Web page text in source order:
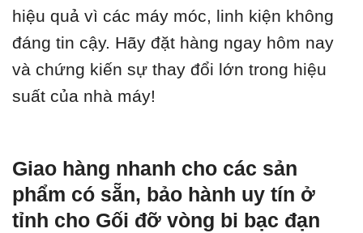
hiệu quả vì các máy móc, linh kiện không
đáng tin cậy. Hãy đặt hàng ngay hôm nay
và chứng kiến sự thay đổi lớn trong hiệu
suất của nhà máy!
Giao hàng nhanh cho các sản
phẩm có sẵn, bảo hành uy tín ở
tỉnh cho Gối đỡ vòng bi bạc đạn